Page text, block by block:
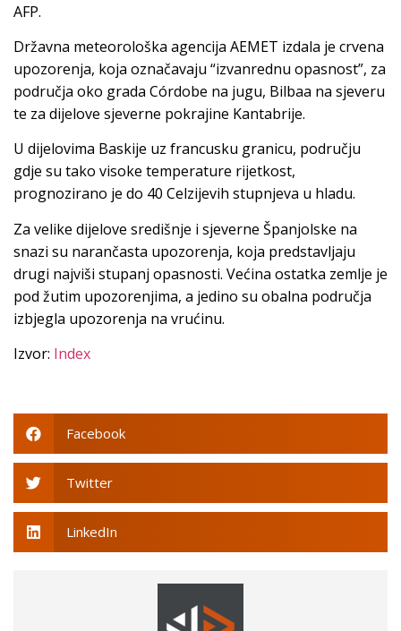
AFP.
Državna meteorološka agencija AEMET izdala je crvena
upozorenja, koja označavaju “izvanrednu opasnost”, za
područja oko grada Córdobe na jugu, Bilbaa na sjeveru
te za dijelove sjeverne pokrajine Kantabrije.
U dijelovima Baskije uz francusku granicu, području
gdje su tako visoke temperature rijetkost,
prognozirano je do 40 Celzijevih stupnjeva u hladu.
Za velike dijelove središnje i sjeverne Španjolske na
snazi su narančasta upozorenja, koja predstavljaju
drugi najviši stupanj opasnosti. Većina ostatka zemlje je
pod žutim upozorenjima, a jedino su obalna područja
izbjegla upozorenja na vrućinu.
Izvor: Index
Facebook
Twitter
LinkedIn